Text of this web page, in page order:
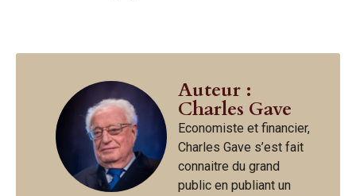
Auteur :
Charles Gave
Economiste et financier,
Charles Gave s’est fait
connaitre du grand
public en publiant un